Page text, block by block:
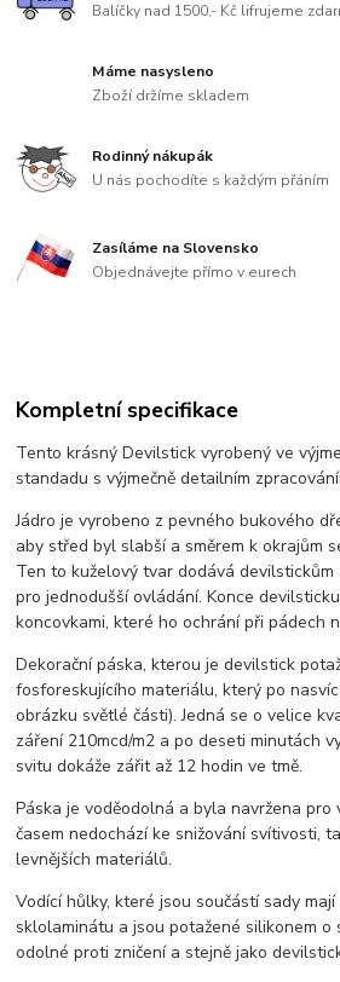
Balíčky nad 1500,- Kč lifrujeme
Máme nasysleno
Zboží držíme skladem
Rodinný nákupák
U nás pochodíte s každým přáním
Zasíláme na Slovensko
Objednávejte přímo v eurech
Kompletní specifikace
Tento krásný Devilstick vyrobený ve
standadu s výjmečně detailním
Jádro je vyrobeno z pevného bukového
aby střed byl slabší a směrem k okrajům
Ten to kuželový tvar dodává devilstickům
pro jednodušší ovládání. Konce
koncovkami, které ho ochrání při pádech
Dekorační páska, kterou je devilstick
fosforeskujícího materiálu, který po
obrázku světlé části). Jedná se o velice
záření 210mcd/m2 a po deseti minutách
svitu dokáže zářit až 12 hodin ve tmě.
Páska je voděodolná a byla navržena pro
časem nedochází ke snižování svítivosti,
levnějších materiálů.
Vodící hůlky, které jsou součástí sady
sklolaminátu a jsou potažené silikonem o
odolné proti zničení a stejně jako